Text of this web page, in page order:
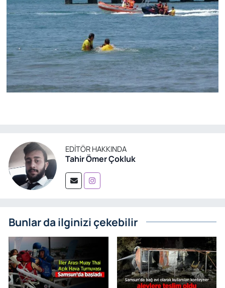
EDITÖR HAKKINDA
Tahir Ömer Çokluk
Bunlar da ilginizi çekebilir